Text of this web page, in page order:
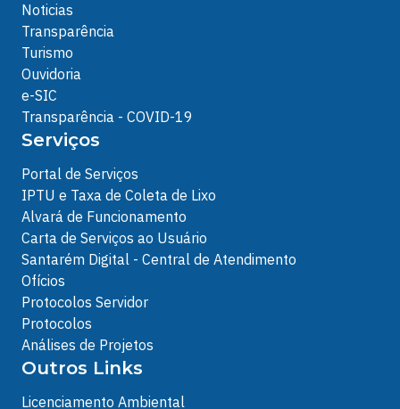
Noticias
Transparência
Turismo
Ouvidoria
e-SIC
Transparência - COVID-19
Serviços
Portal de Serviços
IPTU e Taxa de Coleta de Lixo
Alvará de Funcionamento
Carta de Serviços ao Usuário
Santarém Digital - Central de Atendimento
Ofícios
Protocolos Servidor
Protocolos
Análises de Projetos
Outros Links
Licenciamento Ambiental